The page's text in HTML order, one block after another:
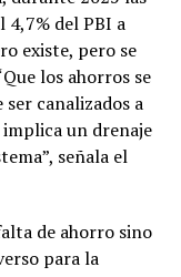
4,7% del PBI a
existe, pero se
los ahorros se
canalizados a
un drenaje
señala el
de ahorro sino
para la